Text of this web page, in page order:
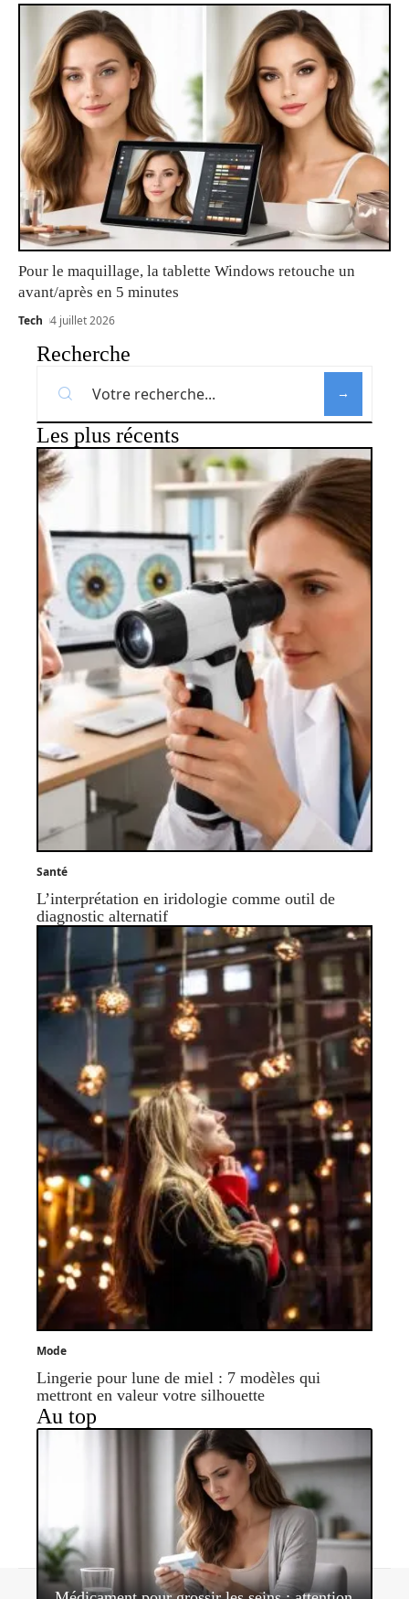
Pour le maquillage, la tablette Windows retouche un
avant/après en 5 minutes
Tech 4 juillet 2026
Recherche
Les plus récents
Santé
L’interprétation en iridologie comme outil de
diagnostic alternatif
Mode
Lingerie pour lune de miel : 7 modèles qui
mettront en valeur votre silhouette
Au top
Contact Mentions légales Sitemap